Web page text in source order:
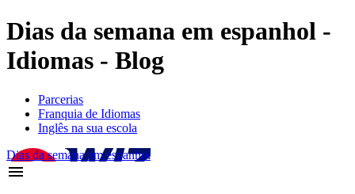
Dias da semana em espanhol -
Idiomas - Blog
Parcerias
Franquia de Idiomas
Inglês na sua escola
Dias da semana em espanhol
menu